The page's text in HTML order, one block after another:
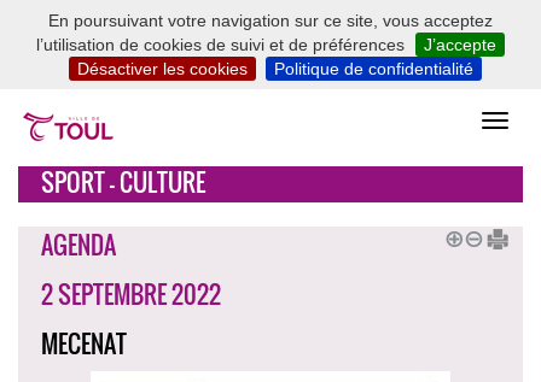
En poursuivant votre navigation sur ce site, vous acceptez
l’utilisation de cookies de suivi et de préférences
J’accepte
Désactiver les cookies
Politique de confidentialité
SPORT - CULTURE
AGENDA
2 SEPTEMBRE 2022
MECENAT